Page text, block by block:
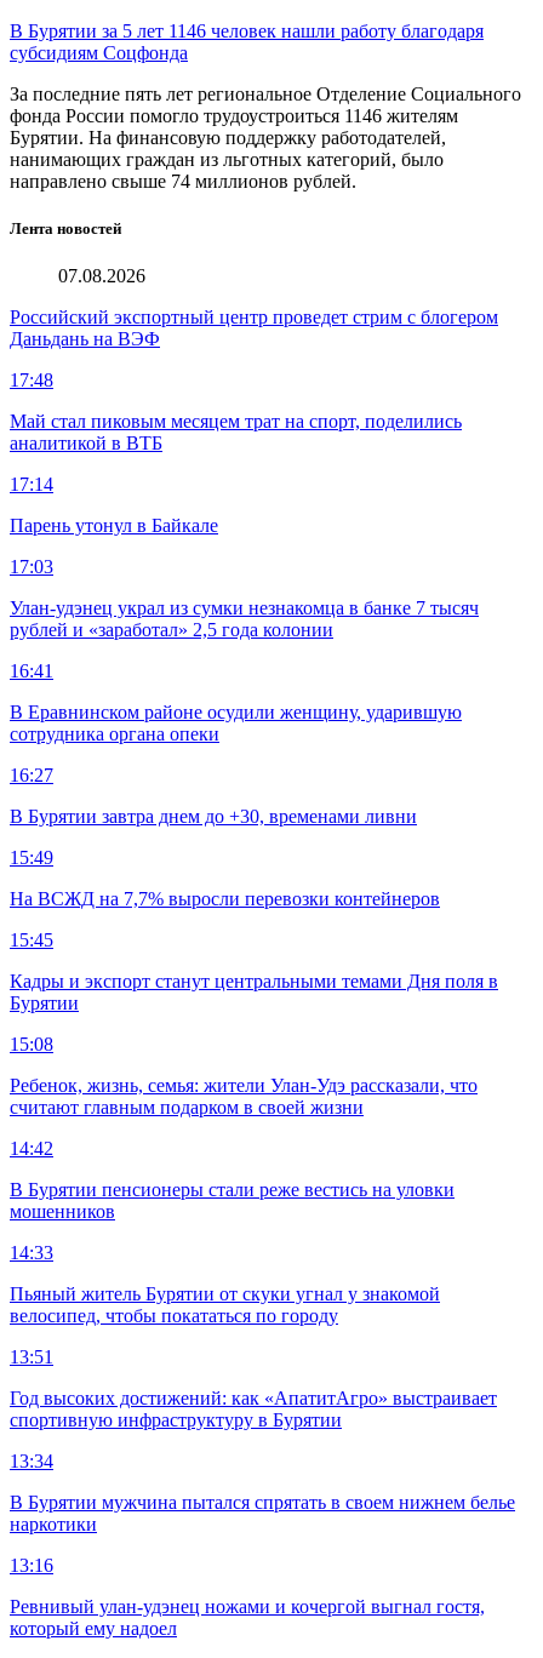
В Бурятии за 5 лет 1146 человек нашли работу благодаря
субсидиям Соцфонда
За последние пять лет региональное Отделение Социального
фонда России помогло трудоустроиться 1146 жителям
Бурятии. На финансовую поддержку работодателей,
нанимающих граждан из льготных категорий, было
направлено свыше 74 миллионов рублей.
Лента новостей
07.08.2026
Российский экспортный центр проведет стрим с блогером
Даньдань на ВЭФ
17:48
Май стал пиковым месяцем трат на спорт, поделились
аналитикой в ВТБ
17:14
Парень утонул в Байкале
17:03
Улан-удэнец украл из сумки незнакомца в банке 7 тысяч
рублей и «заработал» 2,5 года колонии
16:41
В Еравнинском районе осудили женщину, ударившую
сотрудника органа опеки
16:27
В Бурятии завтра днем до +30, временами ливни
15:49
На ВСЖД на 7,7% выросли перевозки контейнеров
15:45
Кадры и экспорт станут центральными темами Дня поля в
Бурятии
15:08
Ребенок, жизнь, семья: жители Улан-Удэ рассказали, что
считают главным подарком в своей жизни
14:42
В Бурятии пенсионеры стали реже вестись на уловки
мошенников
14:33
Пьяный житель Бурятии от скуки угнал у знакомой
велосипед, чтобы покататься по городу
13:51
Год высоких достижений: как «АпатитАгро» выстраивает
спортивную инфраструктуру в Бурятии
13:34
В Бурятии мужчина пытался спрятать в своем нижнем белье
наркотики
13:16
Ревнивый улан-удэнец ножами и кочергой выгнал гостя,
который ему надоел